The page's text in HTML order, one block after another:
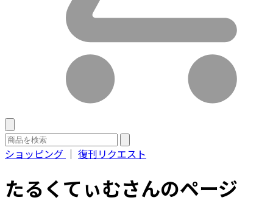
ショッピング ｜ 復刊リクエスト
たるくてぃむさんのページ